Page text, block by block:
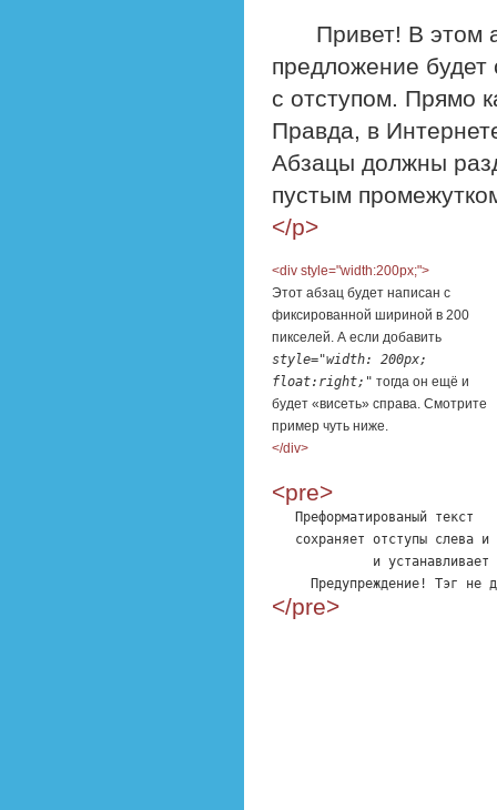
Привет! В этом
предложение будет
с отступом. Прямо
Правда, в
Абзацы должны
пустым
</p>
<div style="width:200px;">
Этот абзац будет написан с
фиксированной шириной в 200
пикселей. А если добавить
style="width: 200px;
float:right;" тогда он ещё и
будет «висеть» справа. Смотрите
пример чуть ниже.
</div>
<pre>
   Преформатированый текст
сохраняет отступы слева и
и устанавливает
Предупреждение! Тэг не
</pre>